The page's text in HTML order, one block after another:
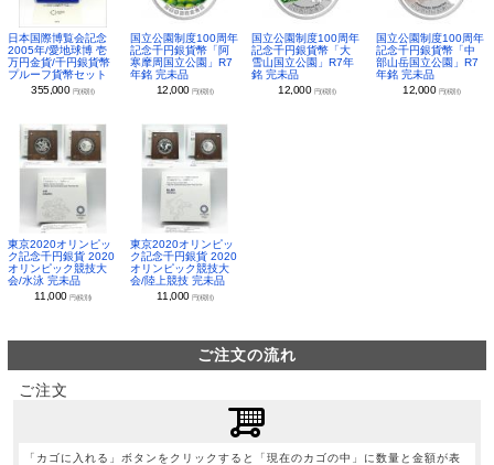
日本国際博覧会記念
2005年/愛地球博 壱
万円金貨/千円銀貨幣
プルーフ貨幣セット
355,000 円(税別)
国立公園制度100周年
記念千円銀貨幣「阿
寒摩周国立公園」R7
年銘 完未品
12,000 円(税別)
国立公園制度100周年
記念千円銀貨幣「大
雪山国立公園」R7年
銘 完未品
12,000 円(税別)
国立公園制度100周年
記念千円銀貨幣「中
部山岳国立公園」R7
年銘 完未品
12,000 円(税別)
東京2020オリンピッ
ク記念千円銀貨 2020
オリンピック競技大
会/水泳 完未品
11,000円(税別)
東京2020オリンピッ
ク記念千円銀貨 2020
オリンピック競技大
会/陸上競技 完未品
11,000 円(税別)
ご注文の流れ
ご注文
「カゴに入れる」ボタンをクリックすると「現在のカゴの中」に数量と金額が表